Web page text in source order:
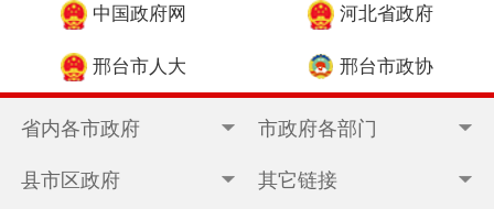
中国政府网 河北省政府
邢台市人大 邢台市政协
省内各市政府 市政府各部门
县市区政府 其它链接